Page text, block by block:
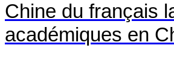
Chine du français
académiques en